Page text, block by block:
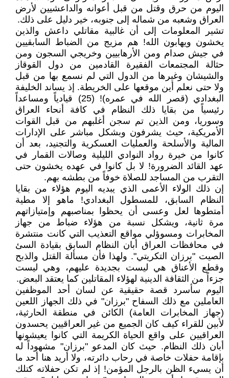
اليوم من حرق وقتل من قبل أعوانه والداعشيين لأرض
العراق وشعبه من شماله إلى جنوبه، خير دليل على ذلك.
تشير المعلومات إلى أن غالبية مقاتلي داعش والذين
يخشون ويهابون الله! هم مزيج من الضباط السابقيين
في جيش صدام ومن الأرهابيين وخريجي السجون ومن
حثالة المجتمعات الفقيرة القادمين من دول القوقاز
والشيشان وغيرها من الدول التي لم نسمع بها من قبل
ولا حتى نعلم أين موقعها على الخريطة. إذ يساند الخليفة
البغدادي (قصر الله في عمره)! (25) قيادياً ومساعداً
رئيسياً من بقايا ذلك النظام في كافة أنحاء العراق
وسوريا، ومن الذين تم سجن أغلبهم من قبل القوات
الأمريكية، حيث يشرفون وبشكل مباشر على الإدارات
المالية والأسلحة والعمليات العسكرية والتجنيد، بعد أن
كانوا من خيرة رواد النوادي الليلية وصالات القمار في
عهد القائد الضرورة! لا بل كانوا في عهده يخشون حتى
التقرب من المساجد للصلاة خوفاً من بطشه بهم.
إن ذلك الولاء الأعمى الذي يبديه اليوم هؤلاء من بقايا
النظام السابق، للمسطول البغدادي! ماهو إلا مطية
أمتطوها لعل وعسى أن يحظوا بمناصبهم وإمتيازاتهم
مرة ثانية، ويشكل نسبة من هؤلاء ضباط من جهاز
المخابرات ومسوؤلي مواقع التعذيب التي كانت منتشرة
في محافظات العراق أبان النظام السابق بقيادة السئ
الصيت "برزان التكريتي". ولهذا فأن مسألة القتل والذبح
وقطع الأعناق هي ليست بجديدة عليهم، وهي ليست
جزءاً من الثقافة الدينية لهؤلاء المقاتلين كما يعتقد البعض.
اليوم سأسرد قصة حقيقية عن لسان أحد الموظفين
العاملين مع ذلك السفاح "برزان" في ذلك الجهاز اللعين
(جهاز المخابرات العامة) الكائن في منطقة الحارثية،
لأبين للقراء كيف كان الجميع من غير العراقيين يحسدون
العراقيين على واقع الحياة الكريمة التي كانوا يعيشونها
أبان ذلك النظام. حيث كان المدعو "برزان" مشهوداً له
بإقامة حفلات خاصة في رحاب دائرته، ولا أريد هنا أحد ما
أن يسيء الظن بالرجل المؤمن! إذ لم تكن حفلاته كتلك